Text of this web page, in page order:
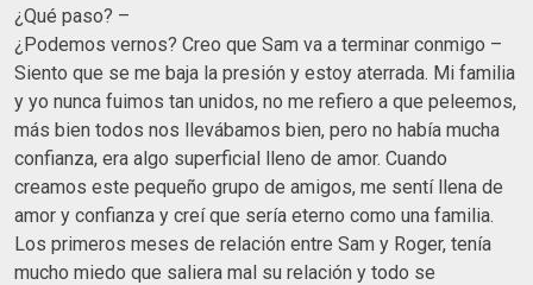
¿Qué paso? –
¿Podemos vernos? Creo que Sam va a terminar conmigo –
Siento que se me baja la presión y estoy aterrada. Mi familia
y yo nunca fuimos tan unidos, no me refiero a que peleemos,
más bien todos nos llevábamos bien, pero no había mucha
confianza, era algo superficial lleno de amor. Cuando
creamos este pequeño grupo de amigos, me sentí llena de
amor y confianza y creí que sería eterno como una familia.
Los primeros meses de relación entre Sam y Roger, tenía
mucho miedo que saliera mal su relación y todo se